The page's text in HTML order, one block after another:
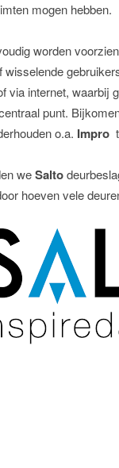
mogen hebben.
worden
wisselende
via internet,
punt.
o.a. Impro
weSalto
hoeven vele